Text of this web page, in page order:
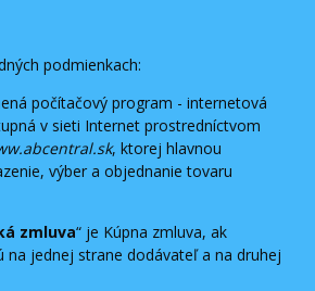
podmienkach:
počítačový program - internetová
v sieti Internet prostredníctvom
, ktorej hlavnou
výber a objednanie tovaru
zmluva“ je Kúpna zmluva, ak
na jednej strane dodávateľ a na druhej